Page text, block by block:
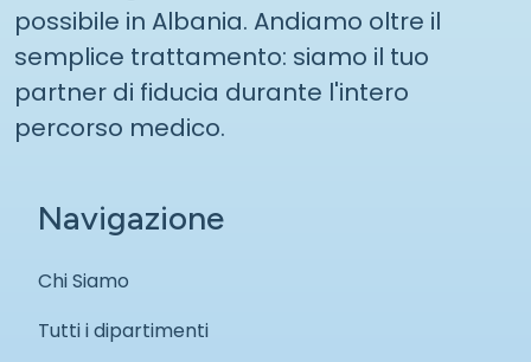
possibile in Albania. Andiamo oltre il
semplice trattamento: siamo il tuo
partner di fiducia durante l'intero
percorso medico.
Navigazione
Chi Siamo
Tutti i dipartimenti